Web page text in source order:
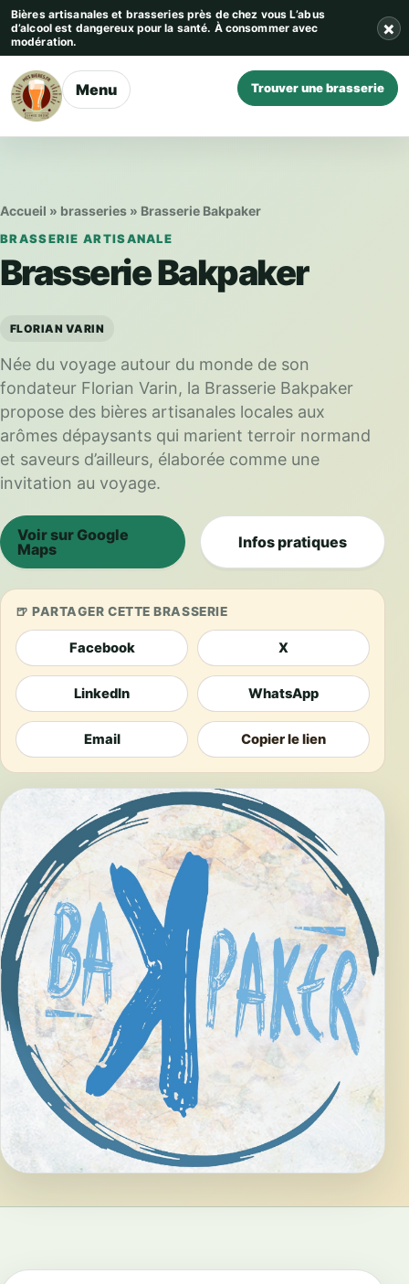
Aller au contenu
Bières artisanales et brasseries près de chez vous L’abus
d’alcool est dangereux pour la santé. À consommer avec
modération.
×
Menu Trouver une brasserie
Accueil » brasseries » Brasserie Bakpaker
BRASSERIE ARTISANALE
Brasserie Bakpaker
FLORIAN VARIN
Née du voyage autour du monde de son
fondateur Florian Varin, la Brasserie Bakpaker
propose des bières artisanales locales aux
arômes dépaysants qui marient terroir normand
et saveurs d’ailleurs, élaborée comme une
invitation au voyage.
Voir sur Google
Maps
Infos pratiques
PARTAGER CETTE BRASSERIE
Facebook X
LinkedIn WhatsApp
Email Copier le lien